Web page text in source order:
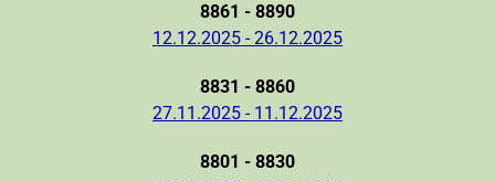
8861 - 8890
12.12.2025 - 26.12.2025
8831 - 8860
27.11.2025 - 11.12.2025
8801 - 8830